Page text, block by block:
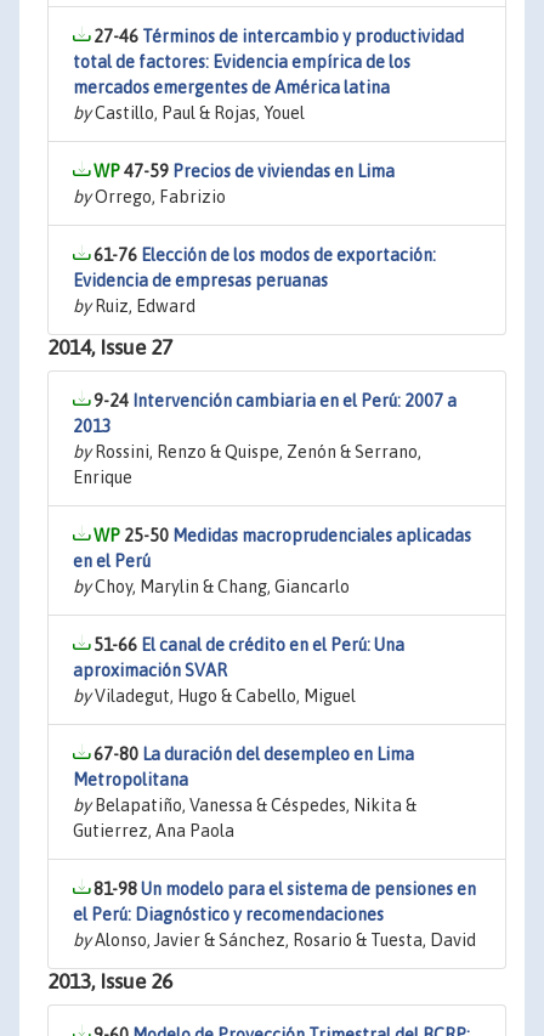
27-46 Términos de intercambio y productividad
total de factores: Evidencia empírica de los
mercados emergentes de América latina
byCastillo, Paul & Rojas, Youel
47-59 Precios de viviendas en Lima
byOrrego, Fabrizio
61-76 Elección de los modos de exportación:
Evidencia de empresas peruanas
byRuiz, Edward
2014, Issue 27
9-24 Intervención cambiaria en el Perú: 2007 a
2013
byRossini, Renzo & Quispe, Zenón & Serrano,
Enrique
25-50 Medidas macroprudenciales aplicadas
en el Perú
byChoy, Marylin & Chang, Giancarlo
51-66 El canal de crédito en el Perú: Una
aproximación SVAR
byViladegut, Hugo & Cabello, Miguel
67-80 La duración del desempleo en Lima
Metropolitana
byBelapatiño, Vanessa & Céspedes, Nikita &
Gutierrez, Ana Paola
81-98Un modelo para el sistema de pensiones en
el Perú: Diagnóstico y recomendaciones
byAlonso, Javier & Sánchez, Rosario & Tuesta, David
2013, Issue 26